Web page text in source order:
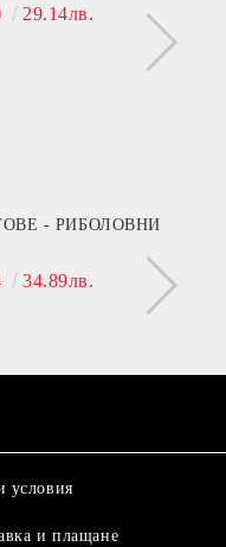
29.14лв.
- РИБОЛОВНИ
34.89лв.
условия
и плащане